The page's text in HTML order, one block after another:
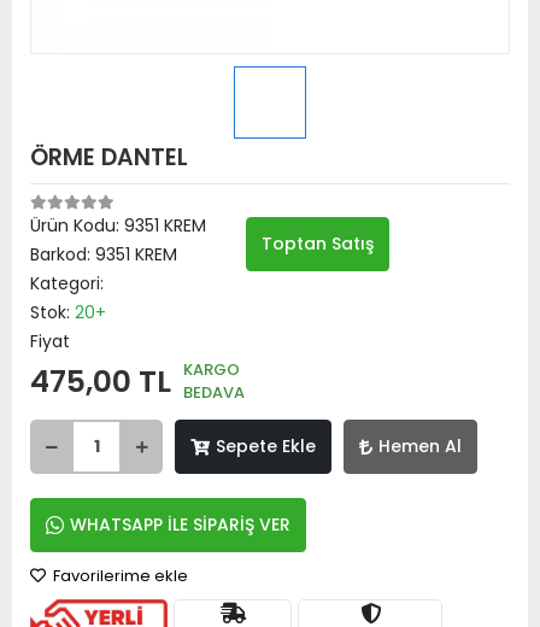
ÖRME DANTEL
Ürün Kodu: 9351 KREM
Barkod: 9351 KREM
Kategori:
Stok: 20+
Fiyat
475,00 TL KARGO
BEDAVA
Sepete Ekle Hemen Al
WHATSAPP İLE SİPARİŞ VER
Toptan Satış
Favorilerime ekle